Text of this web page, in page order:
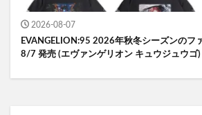
2026-08-07
EVANGELION:95 2026年秋冬シーズンのフ
8/7 発売 (エヴァンゲリオン キュウジュウゴ)